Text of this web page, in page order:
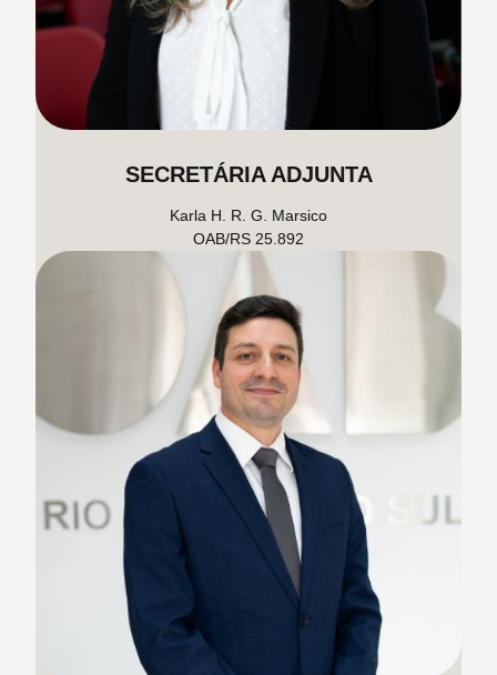
SECRETÁRIA ADJUNTA
Karla H. R. G. Marsico
OAB/RS 25.892